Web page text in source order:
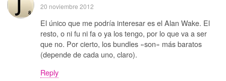
20 noviembre 2012
El único que me podría interesar es el Alan Wake. El
resto, o ni fu ni fa o ya los tengo, por lo que va a ser
que no. Por cierto, los bundles «son» más baratos
(depende de cada uno, claro).
Reply